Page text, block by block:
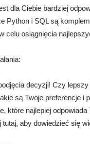
dla Ciebie bardziej
Python i SQL są
celu osiągnięcia
decyzji! Czy
są Twoje preferencje i
które najlepiej odpowiada
aby dowiedzieć się